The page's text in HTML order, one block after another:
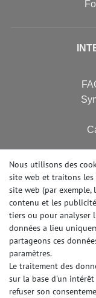
Nous utilisons des
site web et traitons
site web (par exemple,
contenu et les
tiers ou pour analyser
données a lieu
partageons ces
paramètres.
Le traitement des
sur la base d'un
refuser son